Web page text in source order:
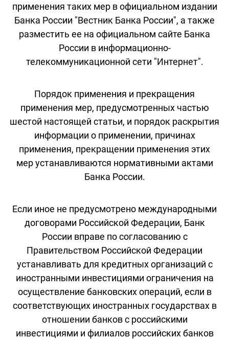
применения таких мер в официальном издании
Банка России "Вестник Банка России", а также
разместить ее на официальном сайте Банка
России в информационно-
телекоммуникационной сети "Интернет".
Порядок применения и прекращения
применения мер, предусмотренных частью
шестой настоящей статьи, и порядок раскрытия
информации о применении, причинах
применения, прекращении применения этих
мер устанавливаются нормативными актами
Банка России.
Если иное не предусмотрено международными
договорами Российской Федерации, Банк
России вправе по согласованию с
Правительством Российской Федерации
устанавливать для кредитных организаций с
иностранными инвестициями ограничения на
осуществление банковских операций, если в
соответствующих иностранных государствах в
отношении банков с российскими
инвестициями и филиалов российских банков